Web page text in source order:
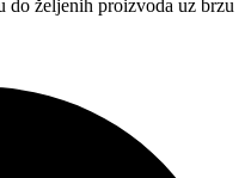
do željenih proizvoda uz brzu